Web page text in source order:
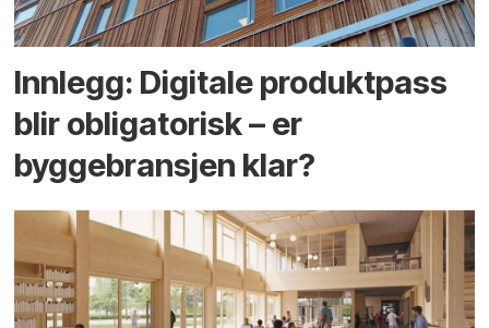
Innlegg: Digitale produktpass
blir obligatorisk – er
byggebransjen klar?